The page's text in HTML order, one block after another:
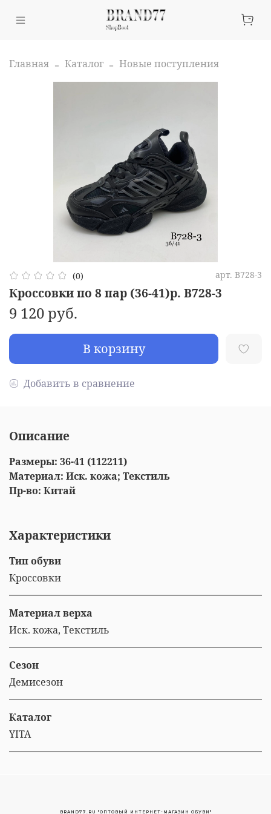
Главная Каталог Новые поступления
(0) арт. B728-3
Кроссовки по 8 пар (36-41)р. B728-3
9 120 руб.
В корзину
Добавить в сравнение
Описание
Размеры: 36-41 (112211)
Материал: Иск. кожа; Текстиль
Пр-во: Китай
Характеристики
Тип обуви
Кроссовки
Материал верха
Иск. кожа, Текстиль
Сезон
Демисезон
Каталог
YITA
BRAND77.RU "ОПТОВЫЙ ИНТЕРНЕТ-МАГАЗИН ОБУВИ"